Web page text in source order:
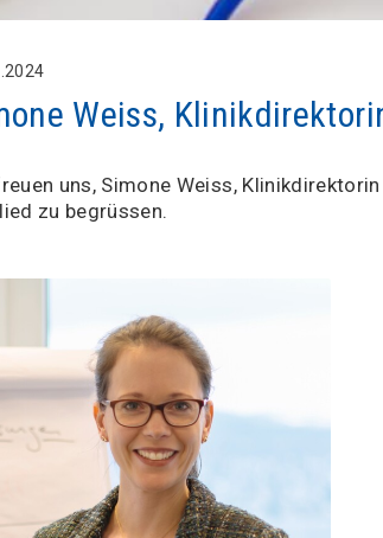
Weiss,
uns, Simone Weiss,
zu begrüssen.